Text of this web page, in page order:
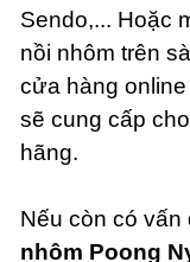
Sendo,... Hoặc
nồi nhôm trên
cửa hàng
sẽ cung cấp
hãng.
Nếu còn có vấn
nhôm Poong